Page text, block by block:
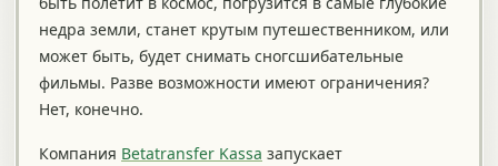
недра земли, станет крутым путешественником, или
может быть, будет снимать сногсшибательные
фильмы. Разве возможности имеют ограничения?
Нет, конечно.
Компания Betatransfer Kassa запускает